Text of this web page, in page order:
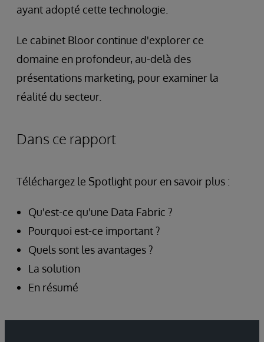
ayant adopté cette technologie.
Le cabinet Bloor continue d'explorer ce
domaine en profondeur, au-delà des
présentations marketing, pour examiner la
réalité du secteur.
Dans ce rapport
Téléchargez le Spotlight pour en savoir plus :
Qu'est-ce qu'une Data Fabric ?
Pourquoi est-ce important ?
Quels sont les avantages ?
La solution
En résumé